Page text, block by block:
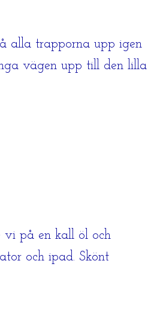
alla trapporna upp igen
vägen upp till den lilla
vi på en kall öl och
och ipad. Skönt